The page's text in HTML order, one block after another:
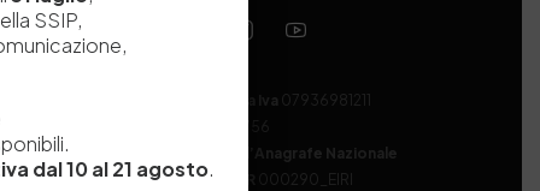
Codice fiscale e Partita Iva 07936981211
Codice di iscrizione all’Anagrafe Nazionale
delle Ricerche del MIUR
000290_EIRI
SSIP,
dal 10 al 21 agosto.